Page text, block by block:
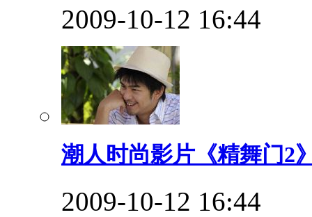
2009-10-12 16:44
潮人时尚影片《精舞门2
2009-10-12 16:44